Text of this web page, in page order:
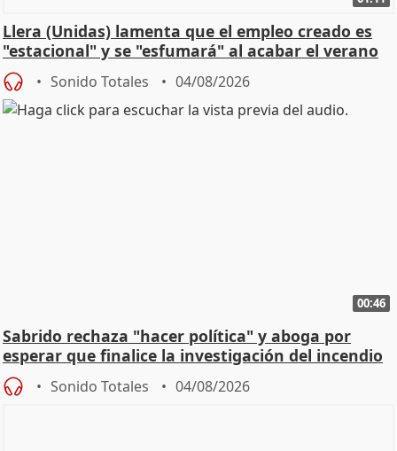
Llera (Unidas) lamenta que el empleo creado es
"estacional" y se "esfumará" al acabar el verano
Sonido Totales 04/08/2026
00:46
Sabrido rechaza "hacer política" y aboga por
esperar que finalice la investigación del incendio
Sonido Totales 04/08/2026